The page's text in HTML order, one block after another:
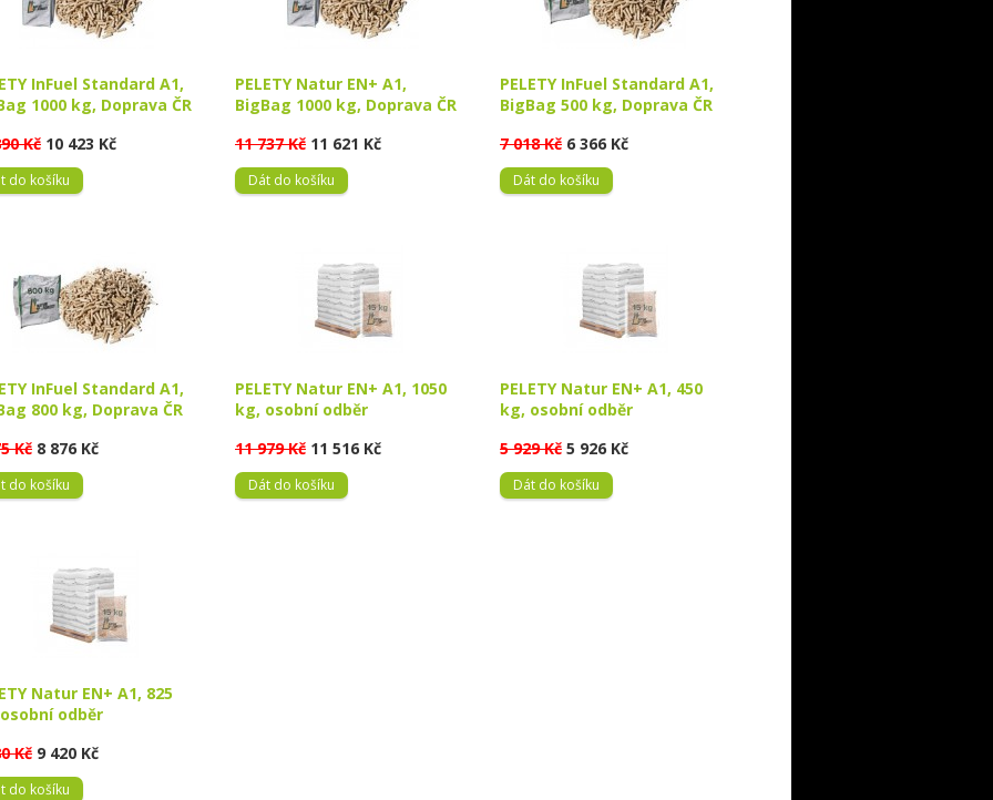
InFuel Standard A1,
1000 kg, Doprava ČR
Kč 10 423 Kč
do košíku
PELETY Natur EN+ A1,
BigBag 1000 kg, Doprava ČR
11 737 Kč 11 621 Kč
Dát do košíku
PELETY InFuel Standard A1,
BigBag 500 kg, Doprava ČR
7 018 Kč 6 366 Kč
Dát do košíku
InFuel Standard A1,
800 kg, Doprava ČR
Kč 8 876 Kč
do košíku
PELETY Natur EN+ A1, 1050
kg, osobní odběr
11 979 Kč 11 516 Kč
Dát do košíku
PELETY Natur EN+ A1, 450
kg, osobní odběr
5 929 Kč 5 926 Kč
Dát do košíku
Natur EN+ A1, 825
odběr
Kč 9 420 Kč
do košíku